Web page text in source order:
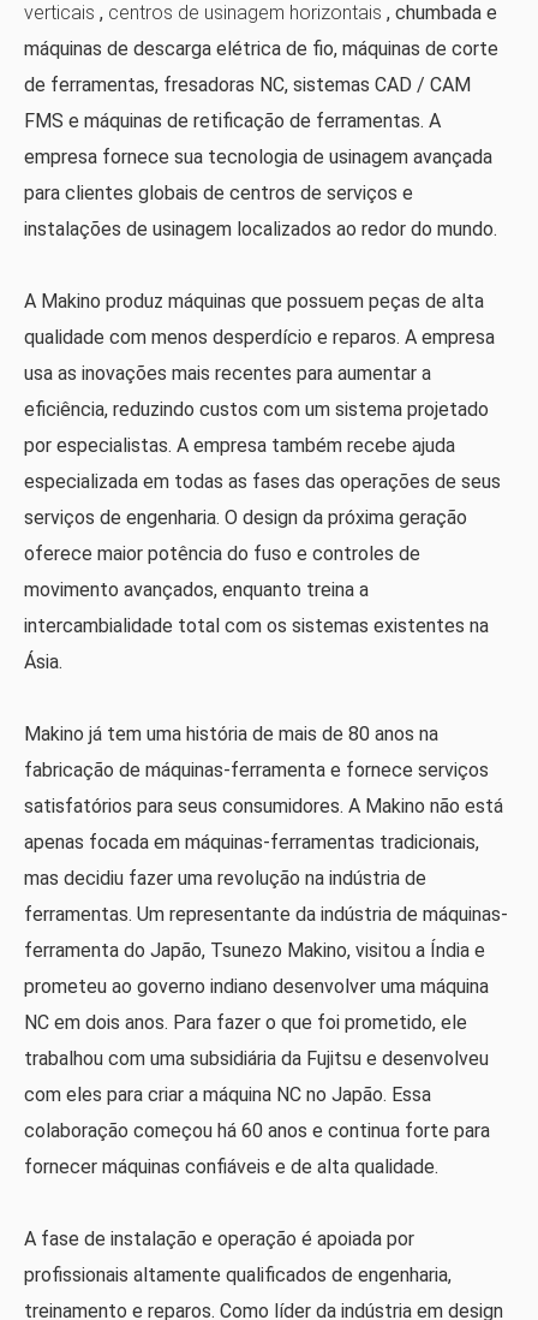
verticais , centros de usinagem horizontais , chumbada e
máquinas de descarga elétrica de fio, máquinas de corte
de ferramentas, fresadoras NC, sistemas CAD / CAM
FMS e máquinas de retificação de ferramentas. A
empresa fornece sua tecnologia de usinagem avançada
para clientes globais de centros de serviços e
instalações de usinagem localizados ao redor do mundo.
A Makino produz máquinas que possuem peças de alta
qualidade com menos desperdício e reparos. A empresa
usa as inovações mais recentes para aumentar a
eficiência, reduzindo custos com um sistema projetado
por especialistas. A empresa também recebe ajuda
especializada em todas as fases das operações de seus
serviços de engenharia. O design da próxima geração
oferece maior potência do fuso e controles de
movimento avançados, enquanto treina a
intercambialidade total com os sistemas existentes na
Ásia.
Makino já tem uma história de mais de 80 anos na
fabricação de máquinas-ferramenta e fornece serviços
satisfatórios para seus consumidores. A Makino não está
apenas focada em máquinas-ferramentas tradicionais,
mas decidiu fazer uma revolução na indústria de
ferramentas. Um representante da indústria de máquinas-
ferramenta do Japão, Tsunezo Makino, visitou a Índia e
prometeu ao governo indiano desenvolver uma máquina
NC em dois anos. Para fazer o que foi prometido, ele
trabalhou com uma subsidiária da Fujitsu e desenvolveu
com eles para criar a máquina NC no Japão. Essa
colaboração começou há 60 anos e continua forte para
fornecer máquinas confiáveis ​​e de alta qualidade.
A fase de instalação e operação é apoiada por
profissionais altamente qualificados de engenharia,
treinamento e reparos. Como líder da indústria em design